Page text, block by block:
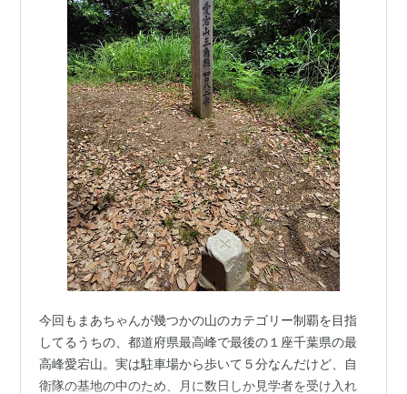
今回もまあちゃんが幾つかの山のカテゴリー制覇を目指
してるうちの、都道府県最高峰で最後の１座千葉県の最
高峰愛宕山。実は駐車場から歩いて５分なんだけど、自
衛隊の基地の中のため、月に数日しか見学者を受け入れ